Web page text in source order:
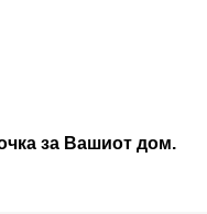
за Вашиот дом.